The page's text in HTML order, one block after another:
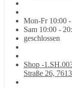
Mon-Fr 10:00
Sam 10:00 -
geschlossen
Shop -
Straße 26,